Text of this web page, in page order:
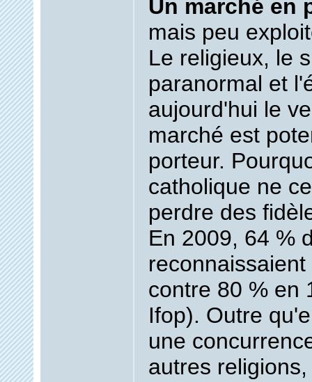
Un marché en
mais peu
Le religieux, le
paranormal et
aujourd'hui le
marché est
porteur.
catholique ne
perdre des
En 2009, 64 %
contre 80 % en
Ifop). Outre
une
autres